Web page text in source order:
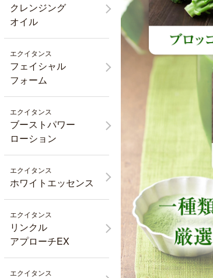
クレンジング
オイル
エクイタンス
フェイシャル
フォーム
エクイタンス
ブーストパワー
ローション
エクイタンス
ホワイトエッセンス
エクイタンス
リンクル
アプローチEX
エクイタンス